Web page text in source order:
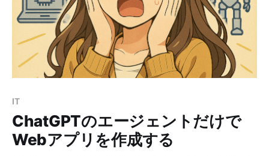
さい。
https://www3.ntu.edu.sg/home/ehchua/programming/
sql/SampleDatabases.html 導入手順 1. MariaDBの準備
$ sudo apt update $ sudo apt install mariadb-client
mariadb-server -y 2. サンプルデータの入手 MySQL公
式のGitHubからダウンロードします。
IT
ChatGPTのエージェントだけで
Webアプリを作成する